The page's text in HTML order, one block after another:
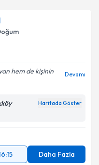
hem de kişinin
Devamı
Haritada Göster
Daha Fazla